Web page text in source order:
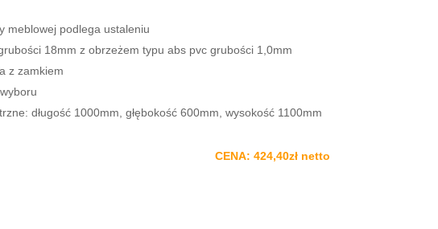
meblowej podlega ustaleniu
18mm z obrzeżem typu abs pvc grubości 1,0mm
z zamkiem
długość 1000mm, głębokość 600mm, wysokość 1100mm
CENA: 424,40zł netto